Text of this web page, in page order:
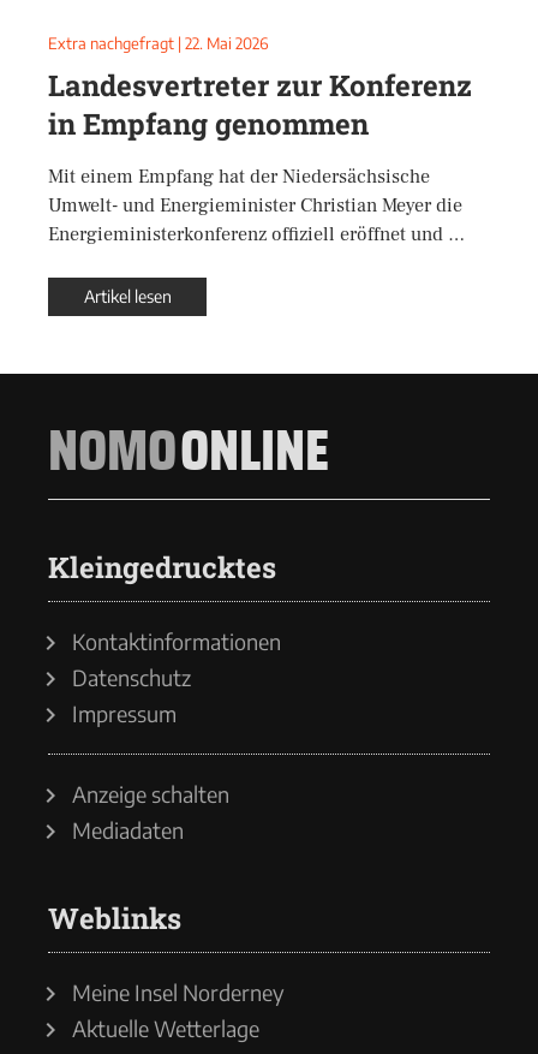
Extra nachgefragt | 22. Mai 2026
Landesvertreter zur Konferenz
in Empfang genommen
Mit einem Empfang hat der Niedersächsische
Umwelt- und Energieminister Christian Meyer die
Energieministerkonferenz offiziell eröffnet und …
Artikel lesen
NOMOONLINE
Kleingedrucktes
Kontaktinformationen
Datenschutz
Impressum
Anzeige schalten
Mediadaten
Weblinks
Meine Insel Norderney
Aktuelle Wetterlage